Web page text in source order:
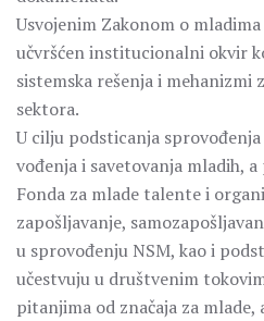
Usvojenim Zakonom o
učvršćen institucionalni okvir
sistemska rešenja i mehanizmi
sektora.
U cilju podsticanja
vođenja i savetovanja mladih,
Fonda za mlade talente i
zapošljavanje,
u sprovođenju NSM, kao i
učestvuju u društvenim
pitanjima od značaja za mlade,